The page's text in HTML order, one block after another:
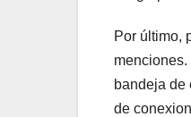
Por último,
bandeja de
de